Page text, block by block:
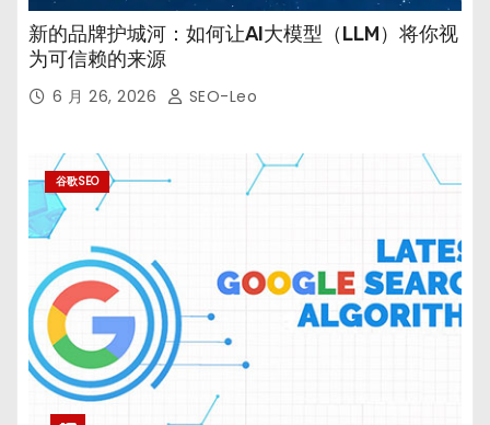
新的品牌护城河：如何让AI大模型（LLM）将你视
为可信赖的来源
6 月 26, 2026 SEO-Leo
谷歌SEO